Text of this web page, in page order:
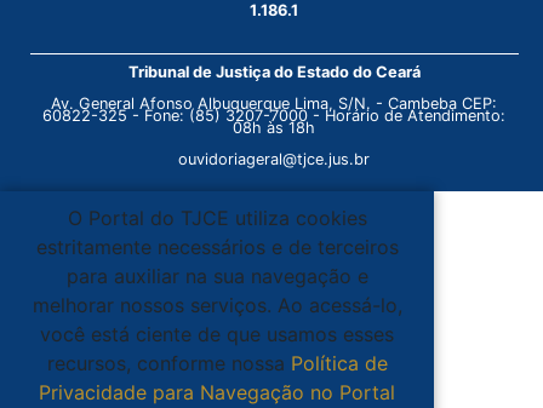
1.186.1
Tribunal de Justiça do Estado do Ceará
Av. General Afonso Albuquerque Lima, S/N. - Cambeba CEP:
60822-325 - Fone: (85) 3207-7000 - Horário de Atendimento:
08h às 18h
ouvidoriageral@tjce.jus.br
O Portal do TJCE utiliza cookies
estritamente necessários e de terceiros
para auxiliar na sua navegação e
melhorar nossos serviços. Ao acessá-lo,
você está ciente de que usamos esses
recursos, conforme nossa Política de
Privacidade para Navegação no Portal